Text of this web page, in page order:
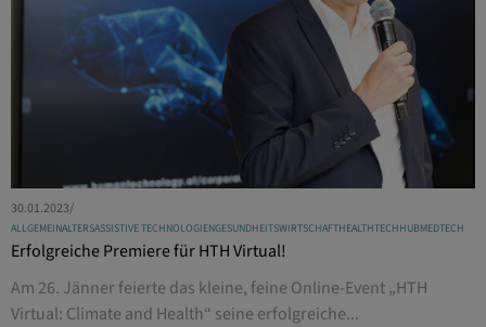
30.01.2023/
ALLGEMEINALTERSASSISTIVE TECHNOLOGIENGESUNDHEITSWIRTSCHAFTHEALTHTECHHUBMEDTECH
Erfolgreiche Premiere für HTH Virtual!
Am 26. Jänner feierte das kleine, feine Online-Event „HTH
Virtual: Climate and Health“ seine erfolgreiche...